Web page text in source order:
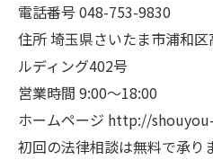
電話番号 048-753-9830
住所 埼玉県さいたま市浦和
ルディング402号
営業時間 9:00～18:00
ホームページ http://
初回の法律相談は無料で承り